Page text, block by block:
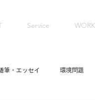
Service WORK
筆・エッセイ 環境問題